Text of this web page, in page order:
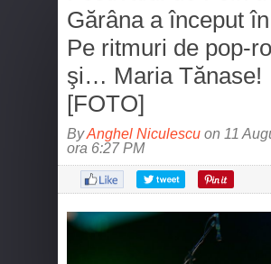
Gărâna a început
Pe ritmuri de pop-
şi… Maria Tănase!
[FOTO]
ByAnghel Niculescu on 11
ora 6:27 PM